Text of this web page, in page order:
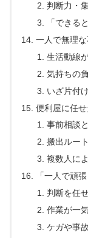
判断力・
「できる
一人で無理
生活動線
気持ちの
いざ片付
便利屋に任
事前相談
搬出ルー
複数人に
「一人で頑
判断を任
作業が一
ケガや事